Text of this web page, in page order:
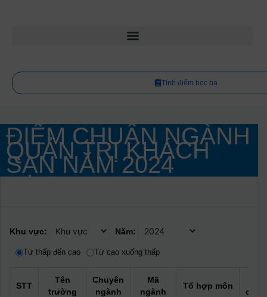
Tính điểm học bạ
ĐIỂM CHUẨN NGÀNH
QUẢN TRỊ KHÁCH
SẠN NĂM 2024
Khu vực: Năm:
Từ thấp đến cao Từ cao xuống thấp
STT
Tên
trường
Chuyên
ngành
Mã
ngành
Tổ hợp môn